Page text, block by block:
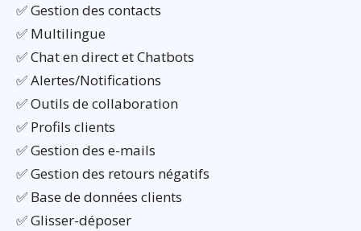
✅ Gestion des contacts
✅ Multilingue
✅ Chat en direct et Chatbots
✅ Alertes/Notifications
✅ Outils de collaboration
✅ Profils clients
✅ Gestion des e-mails
✅ Gestion des retours négatifs
✅ Base de données clients
✅ Glisser-déposer